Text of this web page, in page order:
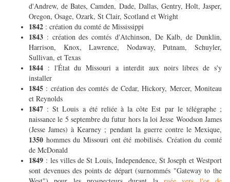
d'Andrew, de Bates, Camden, Dade, Dallas, Gentry, Holt, Jasper,
Oregon, Osage, Ozark, St Clair, Scotland et Wright
1842 : création du comté de Mississippi
1843 : création des comtés d'Atchinson, De Kalb, de Dunklin,
Harrison, Knox, Lawrence, Nodaway, Putnam, Schuyler,
Sullivan, et Texas
1844 : l'État du Missouri a interdit aux noirs libres de s'y
installer
1845 : création des comtés de Cedar, Hickory, Mercer, Moniteau
et Reynolds
1847 : St Louis a été reliée à la côte Est par le télégraphe ;
naissance le 5 septembre du futur hors la loi Jesse Woodson James
(Jesse James) à Kearney ; pendant la guerre contre le Mexique,
1350 hommes du Missouri ont été mobilisés. Création du comté
de McDonald
1849 : les villes de St Louis, Independence, St Joseph et Westport
sont devenues des points de départ (surnommés "Gateway to the